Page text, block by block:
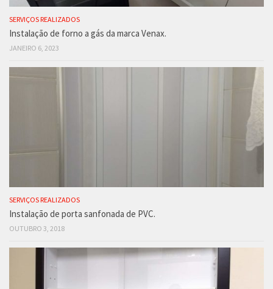
SERVIÇOS REALIZADOS
Instalação de forno a gás da marca Venax.
JANEIRO 6, 2023
SERVIÇOS REALIZADOS
Instalação de porta sanfonada de PVC.
OUTUBRO 3, 2018